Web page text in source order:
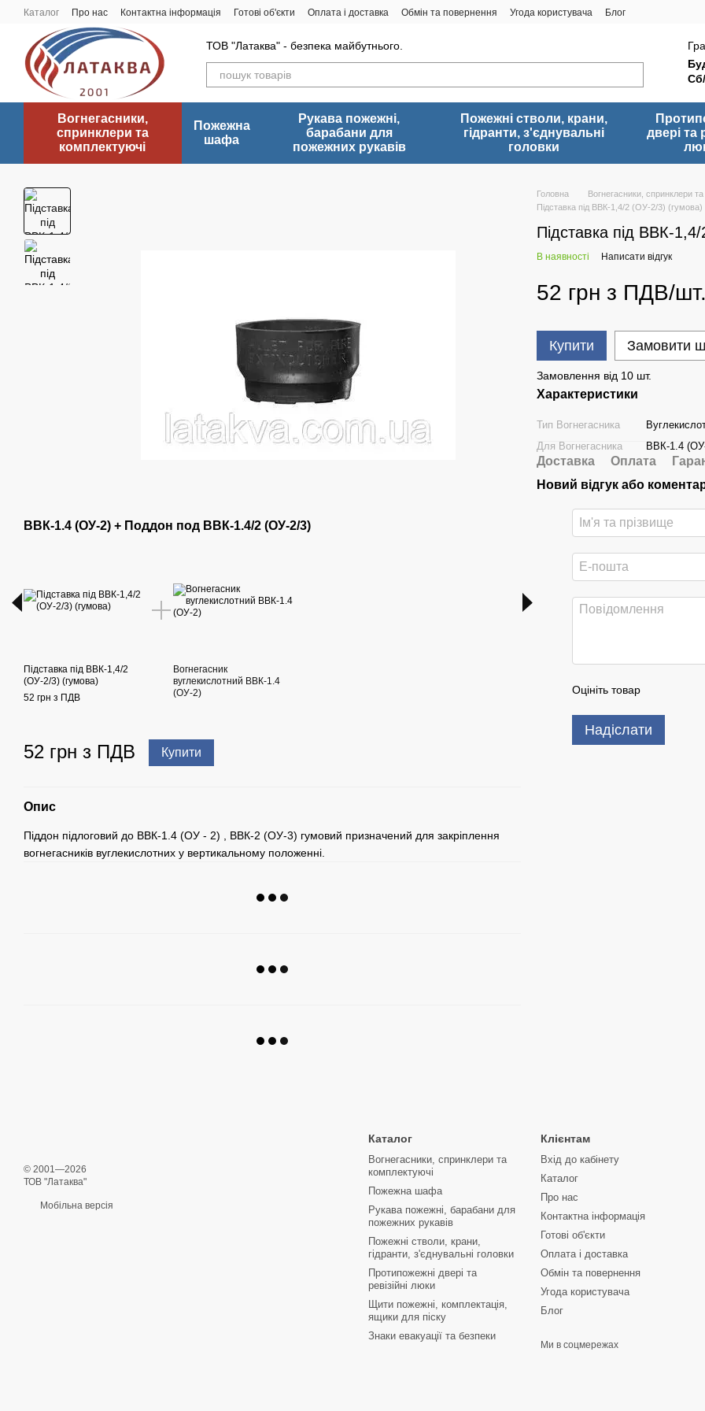
Перейти до основного контенту
Каталог Про нас Контактна інформація Готові об'єкти Оплата і доставка Обмін та повернення Угода користувача Блог
ТОВ "Латаква" - безпека майбутнього.
Вогнегасники,
спринклери та
комплектуючі
Пожежна
шафа
Рукава пожежні,
барабани для
пожежних рукавів
Пожежні стволи, крани,
гідранти, з'єднувальні
головки
двері та
ВВК-1.4 (ОУ-2) + Поддон под ВВК-1.4/2 (ОУ-2/3)
Підставка під ВВК-1,4/2
(ОУ-2/3) (гумова)
52 грн з ПДВ
Вогнегасник
вуглекислотний ВВК-1.4
(ОУ-2)
52 грн з ПДВ Купити
ВВК-1.4 (ОУ-2) + Наклейка
75 грн з ПДВ
Опис
Піддон підлоговий до ВВК-1.4 (ОУ - 2) , ВВК-2 (ОУ-3) гумовий призначений для закріплення
вогнегасників вуглекислотних у вертикальному положенні.
Головна Вогнегасники, спринклери
Підставка під ВВК-1,4/2 (ОУ-2/3) (гумова)
Підставка під ВВК-
В наявності Написати відгук
52 грн з ПДВ/шт.
Купити Замовити
Замовлення від 10 шт.
Характеристики
Тип Вогнегасника
Для Вогнегасника
ВВК-1.4
Доставка Оплата
Новий відгук або
Оцініть товар
Надіслати
© 2001—2026
ТОВ "Латаква"
Мобільна версія
Каталог
Вогнегасники, спринклери та
комплектуючі
Пожежна шафа
Рукава пожежні, барабани для
пожежних рукавів
Пожежні стволи, крани,
гідранти, з'єднувальні головки
Протипожежні двері та
ревізійні люки
Щити пожежні, комплектація,
ящики для піску
Знаки евакуації та безпеки
Клієнтам
Вхід до кабінету
Каталог
Про нас
Контактна інформація
Готові об'єкти
Оплата і доставка
Обмін та повернення
Угода користувача
Блог
Ми в соцмережах